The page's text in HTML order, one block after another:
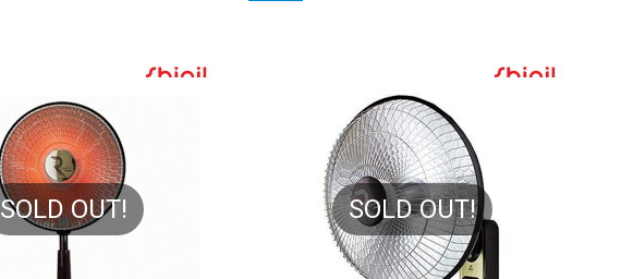
SOLD OUT! SOLD OUT!